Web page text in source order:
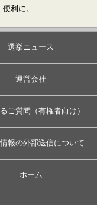
利に。
選挙ニュース
運営会社
ご質問（有権者向け）
報の外部送信について
ホーム